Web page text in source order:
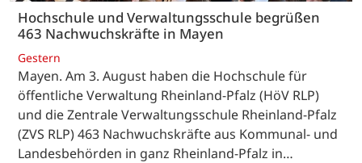
Hochschule und Verwaltungsschule begrüßen
463 Nachwuchskräfte in Mayen
Gestern
Mayen. Am 3. August haben die Hochschule für
öffentliche Verwaltung Rheinland-Pfalz (HöV RLP)
und die Zentrale Verwaltungsschule Rheinland-Pfalz
(ZVS RLP) 463 Nachwuchskräfte aus Kommunal- und
Landesbehörden in ganz Rheinland-Pfalz in…